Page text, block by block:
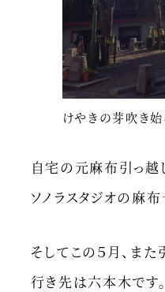
けやきの芽吹き
自宅の元麻布引っ越
ソノラスタジオの麻布
そしてこの５月、 また
行き先は六本木です。